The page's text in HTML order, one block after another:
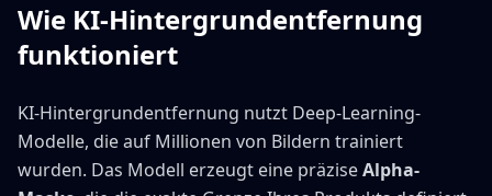
Wie KI-Hintergrundentfernung
funktioniert
KI-Hintergrundentfernung nutzt Deep-Learning-
Modelle, die auf Millionen von Bildern trainiert
wurden. Das Modell erzeugt eine präziseAlpha-